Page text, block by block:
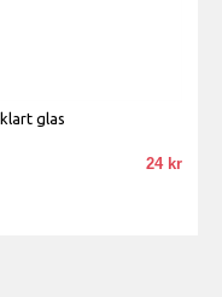
glas
24